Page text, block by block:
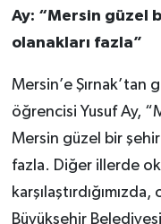
Ay: “Mersin güzel
olanakları fazla”
Mersin’e
öğrencisi Yusuf Ay,
Mersin güzel bir
fazla. Diğer illerde
Büyükşehir